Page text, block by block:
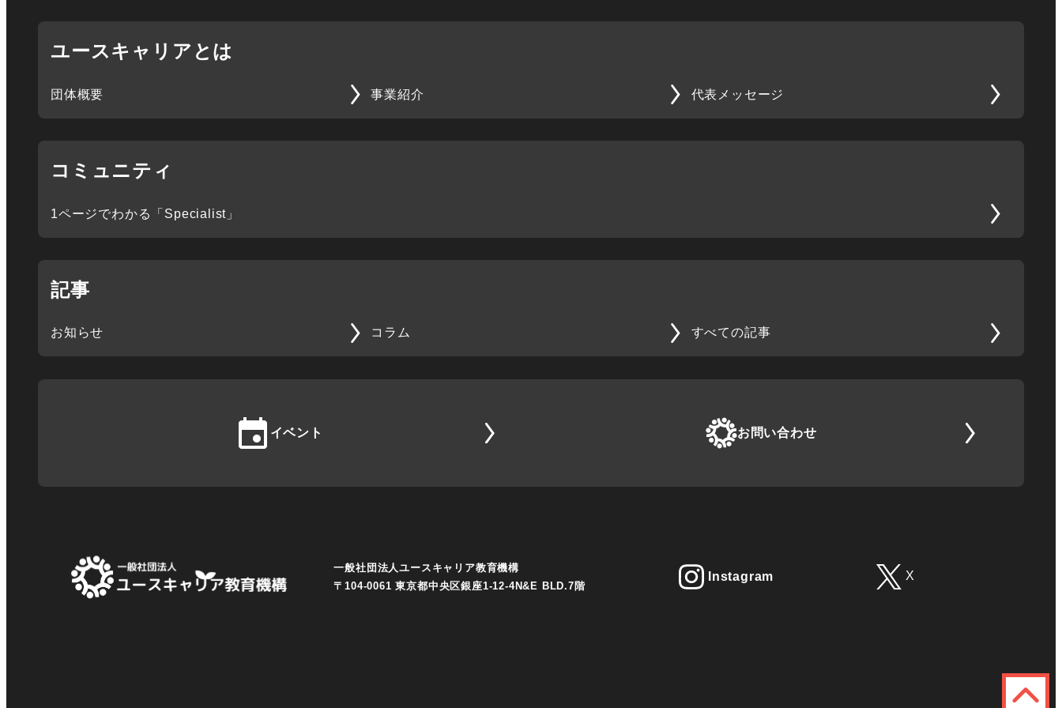
ユースキャリアとは
団体概要 事業紹介 代表メッセージ
コミュニティ
1ページでわかる「Specialist」
記事
お知らせ コラム すべての記事
イベント お問い合わせ
一般社団法人ユースキャリア教育機構
〒104-0061 東京都中央区銀座1-12-4N&E BLD.7階
Instagram X